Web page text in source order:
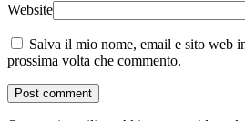
Website
Salva il mio nome, email e sito web
prossima volta che commento.